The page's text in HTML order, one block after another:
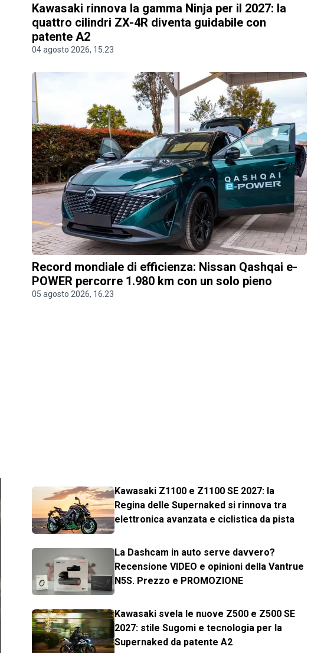
Kawasaki rinnova la gamma Ninja per il 2027: la
quattro cilindri ZX-4R diventa guidabile con
patente A2
04 agosto 2026, 15.23
Record mondiale di efficienza: Nissan Qashqai e-
POWER percorre 1.980 km con un solo pieno
05 agosto 2026, 16.23
Kawasaki Z1100 e Z1100 SE 2027: la
Regina delle Supernaked si rinnova tra
elettronica avanzata e ciclistica da pista
La Dashcam in auto serve davvero?
Recensione VIDEO e opinioni della Vantrue
N5S. Prezzo e PROMOZIONE
Kawasaki svela le nuove Z500 e Z500 SE
2027: stile Sugomi e tecnologia per la
Supernaked da patente A2